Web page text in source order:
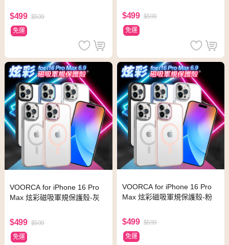
$499 $599
免運
$499 $599
免運
VOORCA for iPhone 16 Pro
Max 炫彩磁吸軍規保護殼-灰
$499 $599
免運
VOORCA for iPhone 16 Pro
Max 炫彩磁吸軍規保護殼-粉
$499 $599
免運